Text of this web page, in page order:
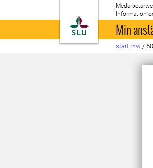
Till startsida
Information
Min
start mw /